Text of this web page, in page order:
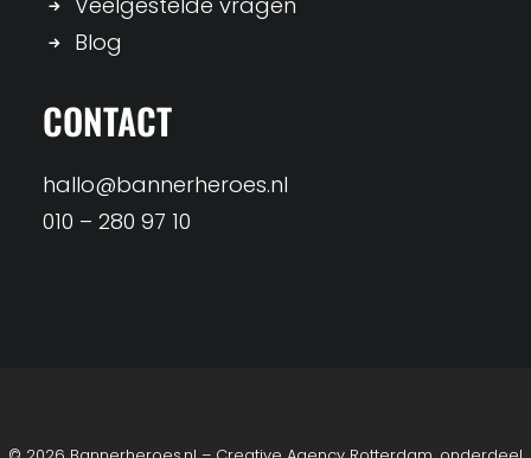
Blog
CONTACT
hallo@bannerheroes.nl
010 – 280 97 10